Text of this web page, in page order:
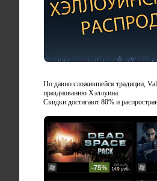
По давно сложившейся традиции,
празднованию Хэллуина.
Скидки достигают 80% и